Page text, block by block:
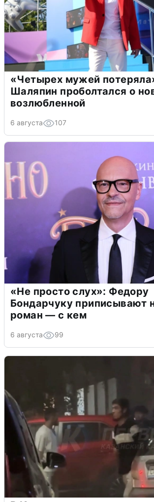
«Четырех мужей
Шаляпин проболтался о
возлюбленной
6 августа 107
«Не просто слух»: Федору
Бондарчуку приписывают
роман — с кем
6 августа 99